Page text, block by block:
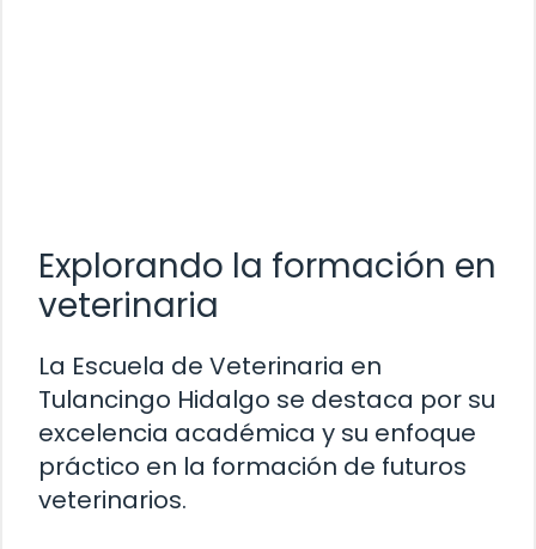
Explorando la formación en
veterinaria
La Escuela de Veterinaria en
Tulancingo Hidalgo se destaca por su
excelencia académica y su enfoque
práctico en la formación de futuros
veterinarios.